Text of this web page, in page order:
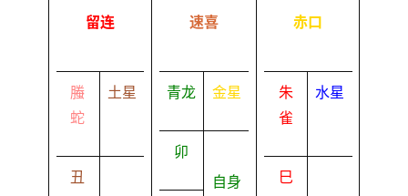
留连
螣
蛇
土星
丑
速喜
青龙 金星
卯
自身
赤口
朱
雀
水星
巳